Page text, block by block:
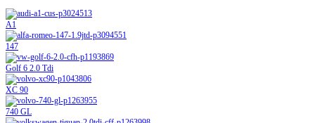
A1
147
Golf 6 2.0 Tdi
XC 90
740 GL